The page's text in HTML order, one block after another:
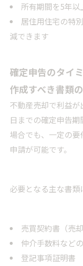
所有期間を5年
居住用住宅の特
減できます
確定申告のタイ
作成すべき書類
不動産売却で利益
日までの確定申告
場合でも、一定の
申請が可能です。
必要となる主な書類
売買契約書（売
仲介手数料など
登記事項証明書